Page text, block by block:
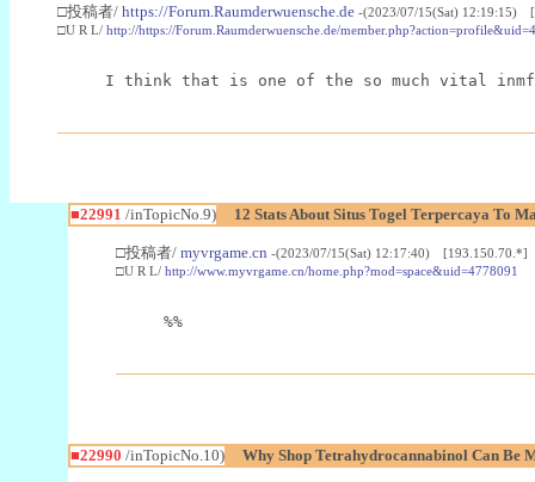
□投稿者/ https://Forum.Raumderwuensche.de -(2023/07/15(Sat) 12:19:15)
□U R L/ http://https://Forum.Raumderwuensche.de/
I think that is one of the so much vital
■22991 /inTopicNo.9) 12 Stats About Situs Togel Terpercaya To
□投稿者/ myvrgame.cn -(2023/07/15(Sat) 12:17:40) [193.150.70.*]
□U R L/ http://www.myvrgame.cn/home.php?mod=space&uid=4778091
%%
■22990 /inTopicNo.10) Why Shop Tetrahydrocannabinol Can Be